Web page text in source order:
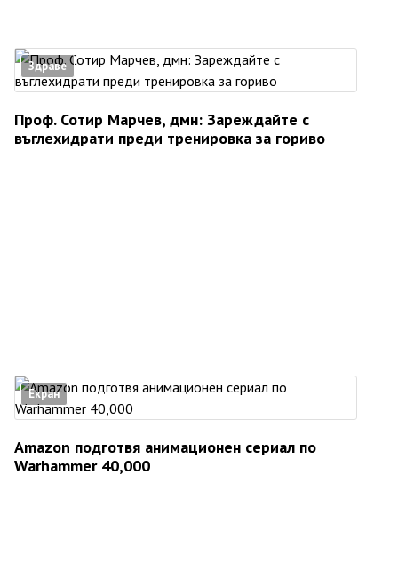
Здраве
Проф. Сотир Марчев, дмн: Зареждайте с
въглехидрати преди тренировка за гориво
Екран
Amazon подготвя анимационен сериал по
Warhammer 40,000